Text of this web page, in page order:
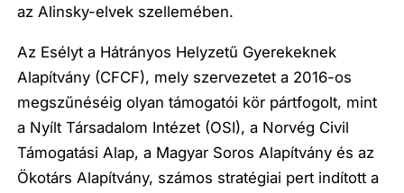
az Alinsky-elvek szellemében.
Az Esélyt a Hátrányos Helyzetű Gyerekeknek
Alapítvány (CFCF), mely szervezetet a 2016-os
megszűnéséig olyan támogatói kör pártfogolt, mint
a Nyílt Társadalom Intézet (OSI), a Norvég Civil
Támogatási Alap, a Magyar Soros Alapítvány és az
Ökotárs Alapítvány, számos stratégiai pert indított a